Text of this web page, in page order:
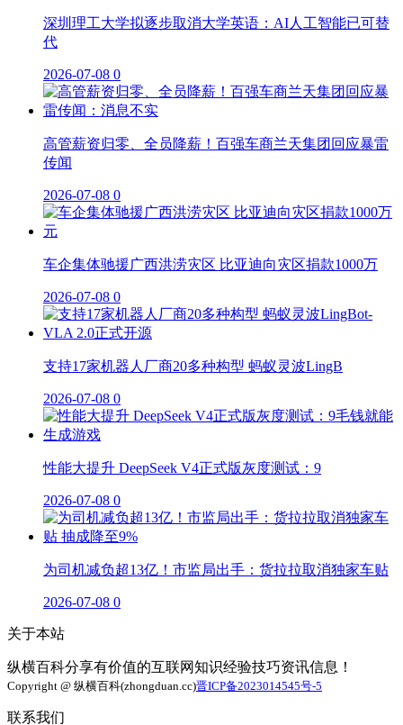
深圳理工大学拟逐步取消大学英语：AI人工智能已可替
代
2026-07-08 0
高管薪资归零、全员降薪！百强车商兰天集团回应暴雷
传闻
2026-07-08 0
车企集体驰援广西洪涝灾区 比亚迪向灾区捐款1000万
2026-07-08 0
支持17家机器人厂商20多种构型 蚂蚁灵波LingB
2026-07-08 0
性能大提升 DeepSeek V4正式版灰度测试：9
2026-07-08 0
为司机减负超13亿！市监局出手：货拉拉取消独家车贴
2026-07-08 0
关于本站
纵横百科分享有价值的互联网知识经验技巧资讯信息！
Copyright @ 纵横百科(zhongduan.cc)晋ICP备2023014545号-5
联系我们